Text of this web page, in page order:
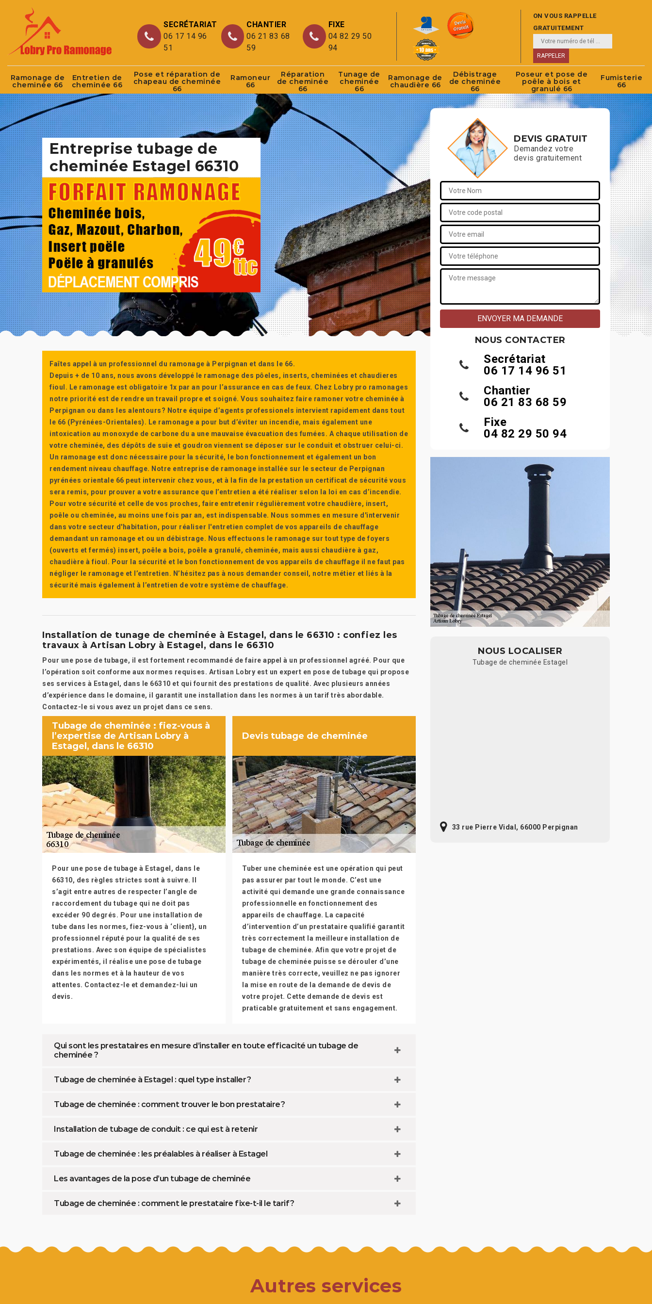
SECRÉTARIAT
06 17 14 96
51
CHANTIER
06 21 83 68
59
FIXE
04 82 29 50
94
ON VOUS RAPPELLE
GRATUITEMENT
Ramonage de
cheminée 66
Entretien de
cheminée 66
Pose et réparation de
chapeau de cheminée
66
Ramoneur
66
Réparation
de cheminée
66
Tunage de
cheminée
66
Ramonage de
chaudière 66
Débistrage
de cheminée
66
Poseur et pose de
poêle à bois et
granulé 66
Fumisterie
66
Entreprise tubage de
cheminée Estagel 66310
Faîtes appel à un professionnel du ramonage à Perpignan et dans le 66.
Depuis + de 10 ans, nous avons développé le ramonage des pôeles, inserts, cheminées et chaudieres
fioul. Le ramonage est obligatoire 1x par an pour l’assurance en cas de feux. Chez Lobry pro ramonages
notre priorité est de rendre un travail propre et soigné. Vous souhaitez faire ramoner votre cheminée à
Perpignan ou dans les alentours? Notre équipe d’agents professionels intervient rapidement dans tout
le 66 (Pyrénées-Orientales). Le ramonage a pour but d’éviter un incendie, mais également une
intoxication au monoxyde de carbone du a une mauvaise évacuation des fumées. A chaque utilisation de
votre cheminée, des dépôts de suie et goudron viennent se déposer sur le conduit et obstruer celui-ci.
Un ramonage est donc nécessaire pour la sécurité, le bon fonctionnement et également un bon
rendement niveau chauffage. Notre entreprise de ramonage installée sur le secteur de Perpignan
pyrénées orientale 66 peut intervenir chez vous, et à la fin de la prestation un certificat de sécurité vous
sera remis, pour prouver a votre assurance que l’entretien a été réaliser selon la loi en cas d’incendie.
Pour votre sécurité et celle de vos proches, faire entretenir régulièrement votre chaudière, insert,
poêle ou cheminée, au moins une fois par an, est indispensable. Nous sommes en mesure d'intervenir
dans votre secteur d'habitation, pour réaliser l'entretien complet de vos appareils de chauffage
demandant un ramonage et ou un débistrage. Nous effectuons le ramonage sur tout type de foyers
(ouverts et fermés) insert, poêle a bois, poêle a granulé, cheminée, mais aussi chaudière à gaz,
chaudière à fioul. Pour la sécurité et le bon fonctionnement de vos appareils de chauffage il ne faut pas
négliger le ramonage et l’entretien. N’hésitez pas à nous demander conseil, notre métier et liés à la
sécurité mais également à l’entretien de votre système de chauffage.
Installation de tunage de cheminée à Estagel, dans le 66310 : confiez les
travaux à Artisan Lobry à Estagel, dans le 66310
Pour une pose de tubage, il est fortement recommandé de faire appel à un professionnel agréé. Pour que
l’opération soit conforme aux normes requises. Artisan Lobry est un expert en pose de tubage qui propose
ses services à Estagel, dans le 66310 et qui fournit des prestations de qualité. Avec plusieurs années
d’expérience dans le domaine, il garantit une installation dans les normes à un tarif très abordable.
Contactez-le si vous avez un projet dans ce sens.
Tubage de cheminée : fiez-vous à
l’expertise de Artisan Lobry à
Estagel, dans le 66310
Pour une pose de tubage à Estagel, dans le
66310, des règles strictes sont à suivre. Il
s’agit entre autres de respecter l’angle de
raccordement du tubage qui ne doit pas
excéder 90 degrés. Pour une installation de
tube dans les normes, fiez-vous à ‘client}, un
professionnel réputé pour la qualité de ses
prestations. Avec son équipe de spécialistes
expérimentés, il réalise une pose de tubage
dans les normes et à la hauteur de vos
attentes. Contactez-le et demandez-lui un
devis.
Devis tubage de cheminée
Tuber une cheminée est une opération qui peut
pas assurer par tout le monde. C’est une
activité qui demande une grande connaissance
professionnelle en fonctionnement des
appareils de chauffage. La capacité
d’intervention d’un prestataire qualifié garantit
très correctement la meilleure installation de
tubage de cheminée. Afin que votre projet de
tubage de cheminée puisse se dérouler d’une
manière très correcte, veuillez ne pas ignorer
la mise en route de la demande de devis de
votre projet. Cette demande de devis est
praticable gratuitement et sans engagement.
Qui sont les prestataires en mesure d’installer en toute efficacité un tubage de
cheminée ?
Tubage de cheminée à Estagel : quel type installer ?
Tubage de cheminée : comment trouver le bon prestataire ?
Installation de tubage de conduit : ce qui est à retenir
Tubage de cheminée : les préalables à réaliser à Estagel
Les avantages de la pose d’un tubage de cheminée
Tubage de cheminée : comment le prestataire fixe-t-il le tarif ?
DEVIS GRATUIT
Demandez votre
devis gratuitement
NOUS CONTACTER
Secrétariat
06 17 14 96 51
Chantier
06 21 83 68 59
Fixe
04 82 29 50 94
NOUS LOCALISER
Tubage de cheminée Estagel
33 rue Pierre Vidal, 66000 Perpignan
Autres services